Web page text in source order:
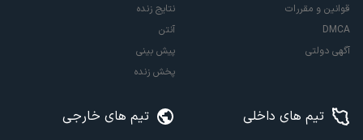
قوانین و مقررات
DMCA
آگهی دولتی
نتایج زنده
آنتن
پیش بینی
پخش زنده
تیم های داخلی تیم های خارجی